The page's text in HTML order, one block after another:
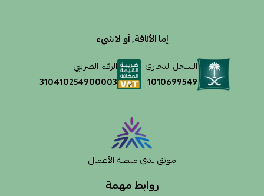
روابط مهمة
إما الأناقة, أو لا شيء
السجل التجاري
1010699549
الرقم الضريبي
310410254900003
موثق لدى منصة الأعمال